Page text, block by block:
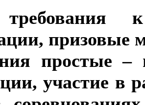
призовые
простые –
участие в